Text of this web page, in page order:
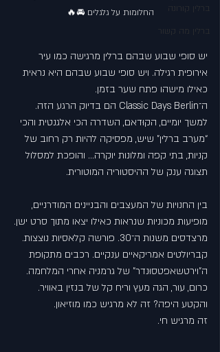
ברלין קורונה
ברלין מה קשור
החלומות על גלגלים 🚘🔥
יש סופי שבוע שבהם ברלין מרגישה כמו עיר
אירופית רגילה. ויש סופי שבוע שבהם היא נראית
כאילו מישהו פתח שער בזמן.
ה־Classic Days Berlin הם בדיוק הרגע הזה.
למשך יומיים, הקוּדאם, השדרה הכי אלגנטית והכי
“מערב ברלין” שיש, מפסיקה להיות רק רחוב של
קניות, בתי קפה ומלונות יוקרה… והופכת למסלול
תצוגה ענק של ההיסטוריה המוטורית.
בין החנויות של המעצבים והבניינים המודרניים,
מופיעות מכוניות שנראות כאילו יצאו מתוך סרט ישן.
מרצדסים משנות ה־30. פורשה קלאסיות נוצצות.
קבריולטים אמריקאיים ענקיים. רכבים מתקופת
ה"וירטשאפטסוּנדר" של גרמניה אחרי המלחמה.
כרום, עור, הגה מעץ וריח קל של בנזין באוויר.
והקטע היפה? זה לא מרגיש כמו מוזיאון.
זה מרגיש חי.